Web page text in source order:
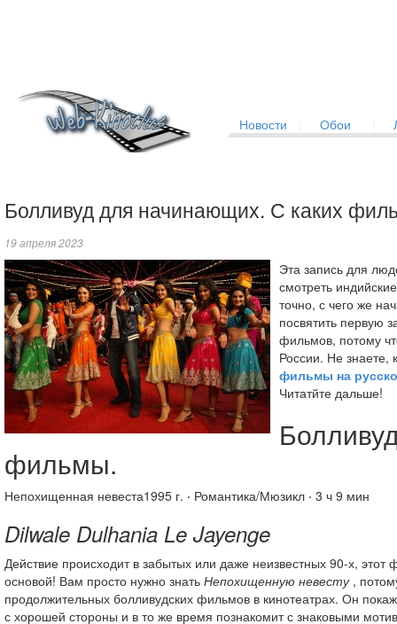
Новости Обои
Болливуд для начинающих. С каких
19 апреля 2023
Эта запись для
смотреть
точно, с чего же
посвятить первую
фильмов, потому
России. Не знаете,
фильмы на
Читатйте дальше!
фильмы.
Непохищенная невеста1995 г. ‧ Романтика/Мюзикл ‧ 3 ч 9 мин
Dilwale Dulhania Le Jayenge
Действие происходит в забытых или даже неизвестных 90-х, этот
основой! Вам просто нужно знать Непохищенную невесту,
продолжительных болливудских фильмов в кинотеатрах. Он
с хорошей стороны и в то же время познакомит с знаковыми